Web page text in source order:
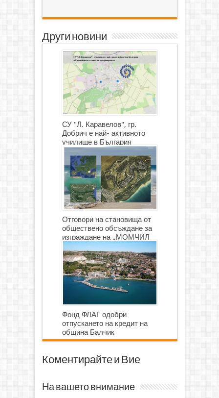
Други новини
СУ "Л. Каравелов", гр.
Добрич е най- активното
училище в България
Отговори на становища от
обществено обсъждане за
изграждане на „МОМЧИЛ
ГОЛФ И ГОЛФ ИГРИЩЕ”
Фонд ФЛАГ одобри
отпускането на кредит на
община Балчик
Коментирайте и Вие
На вашето внимание